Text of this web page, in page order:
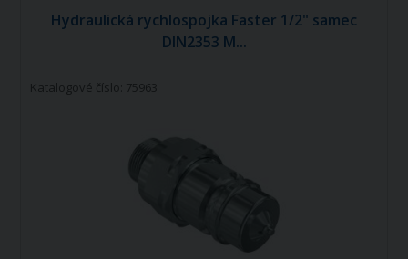
Hydraulická rychlospojka Faster 1/2" samec
DIN2353 M...
Katalogové číslo: 75963